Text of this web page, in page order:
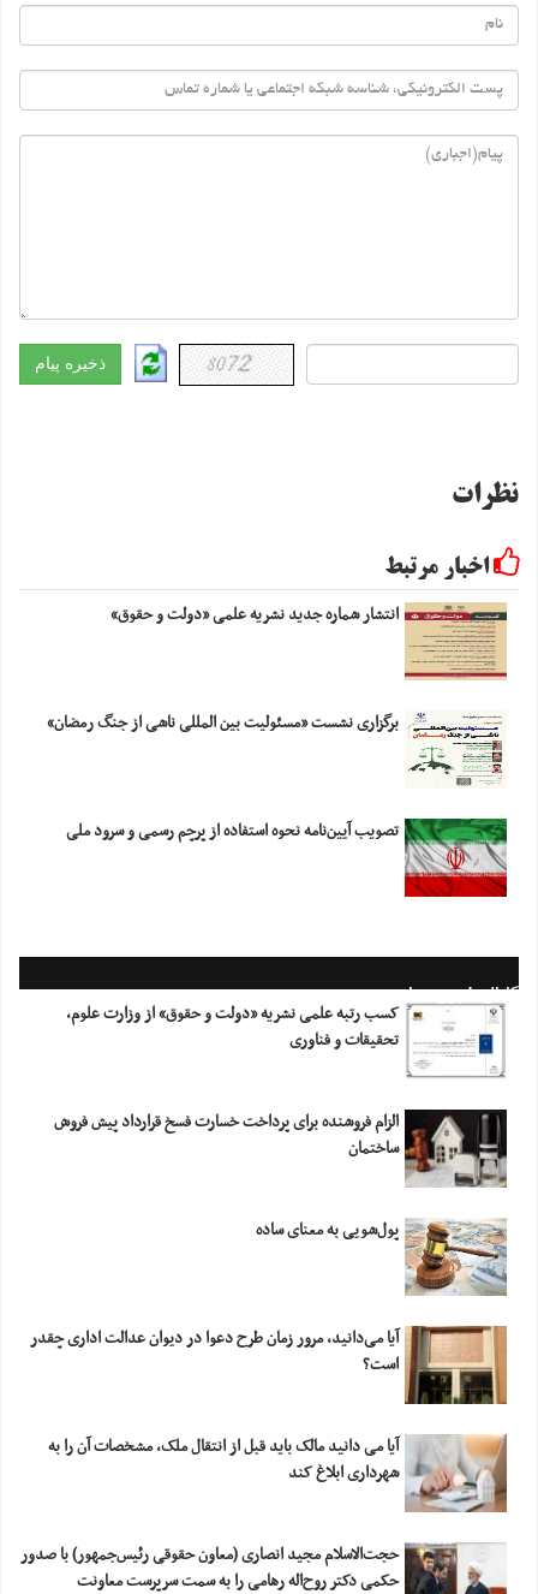
نظرات
اخبار مرتبط
انتشار شماره جدید نشریه علمی «دولت و حقوق»
برگزاری نشست «مسئولیت بین المللی ناشی از جنگ رمضان»
تصویب آیین‌نامه نحوه استفاده از پرچم رسمی و سرود ملی
کانال خبری معاونت
کسب رتبه علمی نشریه «دولت و حقوق» از وزارت علوم،
تحقیقات و فناوری
الزام فروشنده برای پرداخت خسارت فسخ قرارداد پیش فروش
ساختمان
پول‌شویی به معنای ساده
آیا می‌دانید، مرور زمان طرح دعوا در دیوان عدالت اداری چقدر
است؟
آیا می دانید مالک باید قبل از انتقال ملک، مشخصات آن را به
شهرداری ابلاغ کند
حجت‌الاسلام مجید انصاری (معاون حقوقی رئیس‌جمهور) با صدور
حکمی دکتر روح‌اله رهامی را به سمت سرپرست معاونت